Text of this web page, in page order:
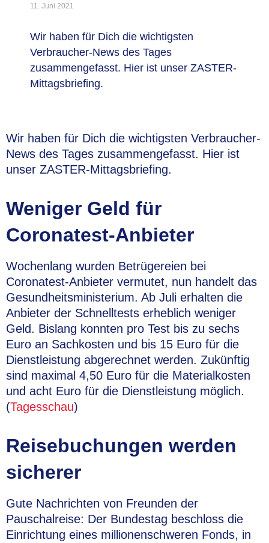
11. Juni 2021
Wir haben für Dich die wichtigsten
Verbraucher-News des Tages
zusammengefasst. Hier ist unser ZASTER-
Mittagsbriefing.
Wir haben für Dich die wichtigsten Verbraucher-
News des Tages zusammengefasst. Hier ist
unser ZASTER-Mittagsbriefing.
Weniger Geld für
Coronatest-Anbieter
Wochenlang wurden Betrügereien bei
Coronatest-Anbieter vermutet, nun handelt das
Gesundheitsministerium. Ab Juli erhalten die
Anbieter der Schnelltests erheblich weniger
Geld. Bislang konnten pro Test bis zu sechs
Euro an Sachkosten und bis 15 Euro für die
Dienstleistung abgerechnet werden. Zukünftig
sind maximal 4,50 Euro für die Materialkosten
und acht Euro für die Dienstleistung möglich.
(Tagesschau)
Reisebuchungen werden
sicherer
Gute Nachrichten von Freunden der
Pauschalreise: Der Bundestag beschloss die
Einrichtung eines millionenschweren Fonds, in